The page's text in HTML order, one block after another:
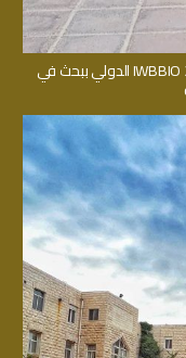
جامعة القدس تسجّل حضوراً بحثياً في مؤتمر IWBBIO 2026 الدولي ببحث في